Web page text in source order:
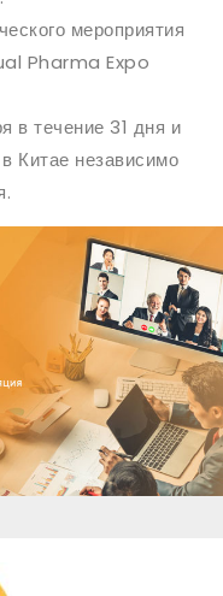
мероприятия
Pharma Expo
в течение 31 дня и
Китае независимо